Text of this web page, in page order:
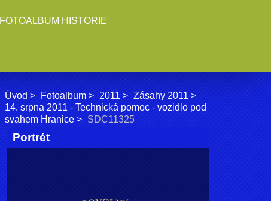
FOTOALBUM HISTORIE
Úvod Fotoalbum 2011
Zásahy 2011
14. srpna 2011 - Technická pomoc - vozidlo pod
svahem Hranice
SDC11325
Portrét